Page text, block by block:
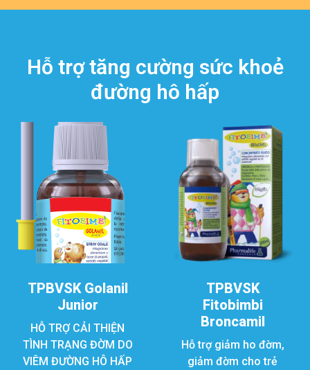
Hỗ trợ tăng cường sức khoẻ
đường hô hấp
TPBVSK Golanil
Junior
HỖ TRỢ CẢI THIỆN
TÌNH TRẠNG ĐỜM DO
VIÊM ĐƯỜNG HÔ HẤP
TPBVSK
Fitobimbi
Broncamil
Hỗ trợ giảm ho đờm,
giảm đờm cho trẻ